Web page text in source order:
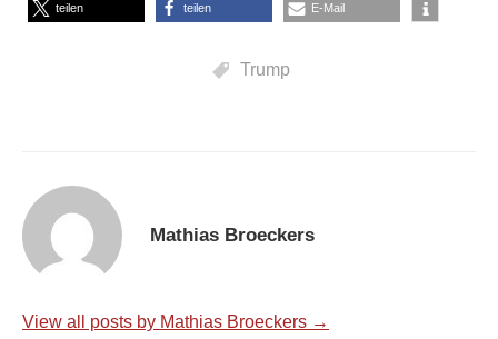
teilen teilen E-Mail
Trump
Mathias Broeckers
View all posts by Mathias Broeckers →